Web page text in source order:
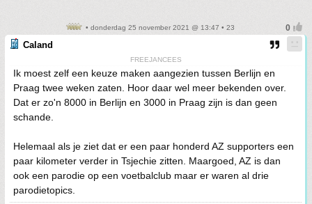
• donderdag 25 november 2021 @ 13:47 • 23
Caland
FREEJANCEES
Ik moest zelf een keuze maken aangezien tussen Berlijn en
Praag twee weken zaten. Hoor daar wel meer bekenden over.
Dat er zo'n 8000 in Berlijn en 3000 in Praag zijn is dan geen
schande.
Helemaal als je ziet dat er een paar honderd AZ supporters een
paar kilometer verder in Tsjechie zitten. Maargoed, AZ is dan
ook een parodie op een voetbalclub maar er waren al drie
parodietopics.